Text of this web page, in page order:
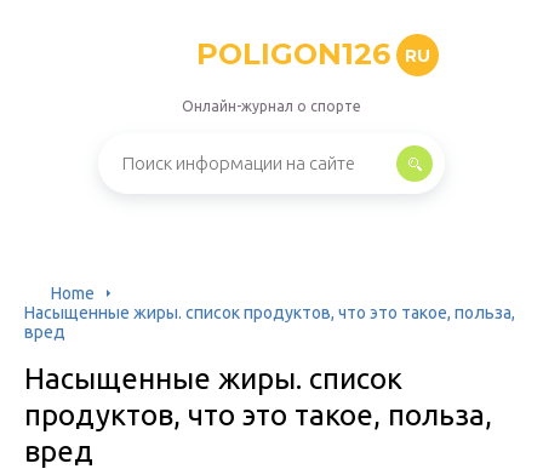
POLIGON126 RU
Онлайн-журнал о спорте
Home
Насыщенные жиры. список продуктов, что это такое, польза,
вред
Насыщенные жиры. список
продуктов, что это такое, польза,
вред